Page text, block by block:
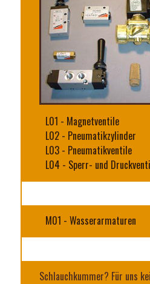
L01 - Magnetventile
L02 - Pneumatikzylinder
L03 - Pneumatikventile
L04 - Sperr- und
M01 - Wasserarmaturen
Schlauchkummer? Für uns